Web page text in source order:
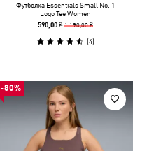
Футболка Essentials Small No. 1
Logo Tee Women
590,00 ₴ 1 190,00 ₴
(4)
-80%